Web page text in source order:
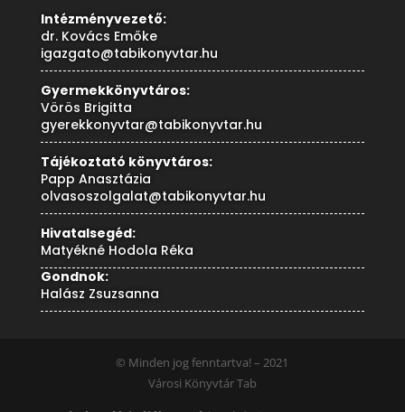
Intézményvezető:
dr. Kovács Emőke
igazgato@tabikonyvtar.hu
Gyermekkönyvtáros:
Vörös Brigitta
gyerekkonyvtar@tabikonyvtar.hu
Tájékoztató könyvtáros:
Papp Anasztázia
olvasoszolgalat@tabikonyvtar.hu
Hivatalsegéd:
Matyékné Hodola Réka
Gondnok:
Halász Zsuzsanna
© Minden jog fenntartva! – 2021
Városi Könyvtár Tab